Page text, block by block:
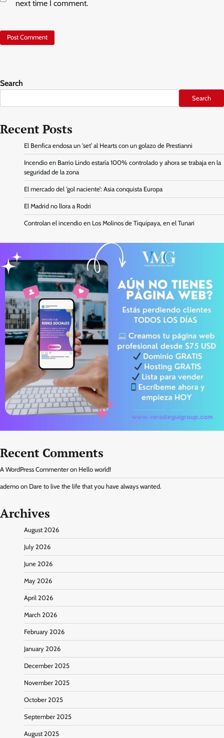
next time I comment.
Search
Search
Recent Posts
El Benfica endosa un ‘set’ al Hearts con un golazo de Prestianni
Incendio en Barrio Lindo estaría 100% controlado y ahora se trabaja en la
seguridad de la zona
El mercado del ‘gol naciente’: Asia conquista Europa
El Madrid no llora a Rodri
Controlan el incendio en Los Molinos de Tiquipaya, en el Tunari
Recent Comments
A WordPress Commenter on Hello world!
ademo on Dare to live the life that you have always wanted.
Archives
August 2026
July 2026
June 2026
May 2026
April 2026
March 2026
February 2026
January 2026
December 2025
November 2025
October 2025
September 2025
August 2025